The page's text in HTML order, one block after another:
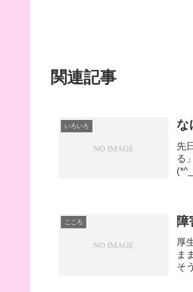
関連記事
いろいろ な
先
る
こころ 障
厚
ま
そ